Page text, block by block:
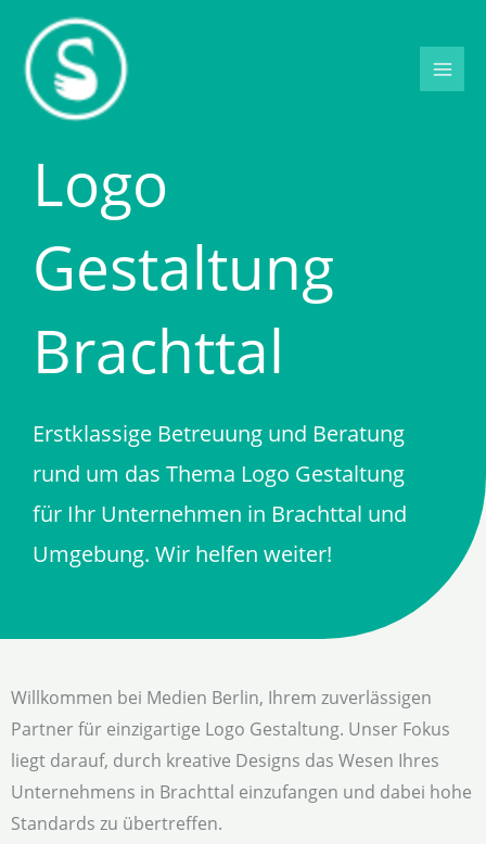
Inhalt
springen
Logo
Gestaltung
Brachttal
Erstklassige Betreuung und Beratung
rund um das Thema Logo Gestaltung
für Ihr Unternehmen in Brachttal und
Umgebung. Wir helfen weiter!
Willkommen bei Medien Berlin, Ihrem zuverlässigen
Partner für einzigartige Logo Gestaltung. Unser Fokus
liegt darauf, durch kreative Designs das Wesen Ihres
Unternehmens in Brachttal einzufangen und dabei hohe
Standards zu übertreffen.